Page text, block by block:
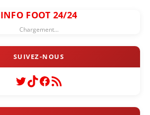
INFO FOOT 24/24
Chargement...
Twitter
TikTok
Facebook
Flux RSS